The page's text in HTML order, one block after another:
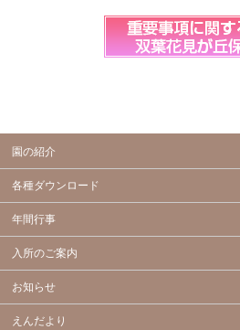
園の紹介
各種ダウンロード
年間行事
入所のご案内
お知らせ
えんだより